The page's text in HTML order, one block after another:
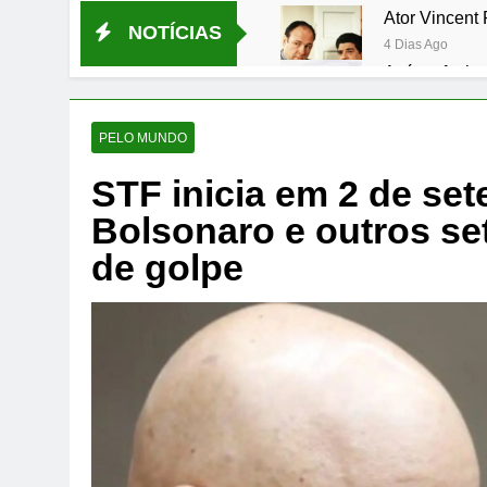
NOTÍCIAS
Ator Vincent
4 Dias Ago
Açúcar
4 Dias Ago
Fugas em
Prefeito
4 Dias Ago
Governo
PELO MUNDO
STF inicia em 2 de
Bolsonaro e outros
de golpe